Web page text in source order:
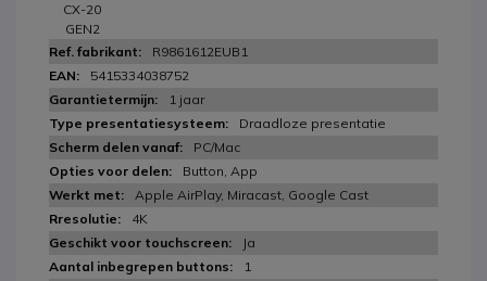
CX-20
GEN2
R9861612EUB1
5415334038752
1 jaar
Draadloze presentatie
PC/Mac
Button, App
Apple AirPlay, Miracast, Google Cast
4K
Ja
1